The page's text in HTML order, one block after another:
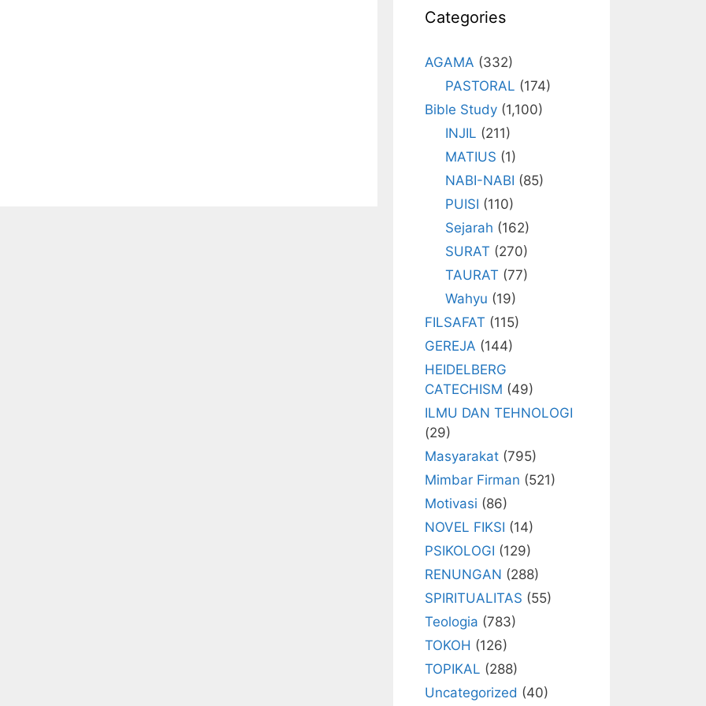
Categories
AGAMA (332)
PASTORAL (174)
Bible Study (1,100)
INJIL (211)
MATIUS (1)
NABI-NABI (85)
PUISI (110)
Sejarah (162)
SURAT (270)
TAURAT (77)
Wahyu (19)
FILSAFAT (115)
GEREJA (144)
HEIDELBERG
CATECHISM (49)
ILMU DAN TEHNOLOGI
(29)
Masyarakat (795)
Mimbar Firman (521)
Motivasi (86)
NOVEL FIKSI (14)
PSIKOLOGI (129)
RENUNGAN (288)
SPIRITUALITAS (55)
Teologia (783)
TOKOH (126)
TOPIKAL (288)
Uncategorized (40)